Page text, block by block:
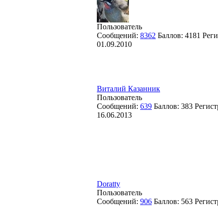
Пользователь
Сообщений: 8362 Баллов: 4181
01.09.2010
Виталий Казанник
Пользователь
Сообщений: 639 Баллов: 383
16.06.2013
Doratty
Пользователь
Сообщений: 906 Баллов: 563